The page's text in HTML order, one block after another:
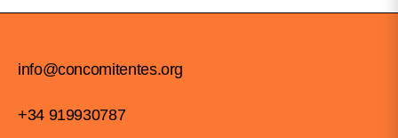
info@concomitentes.org
+34 919930787